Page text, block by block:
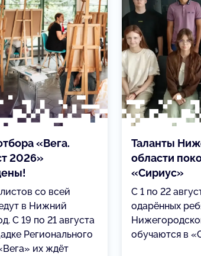
«Вега.
2026»
со всей
в Нижний
С 19 по 21 августа
Регионального
их ждёт
Таланты
области
«Сириус»
С 1 по 22
одарённых
обучаются в